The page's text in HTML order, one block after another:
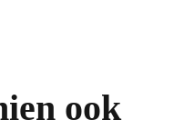
ook